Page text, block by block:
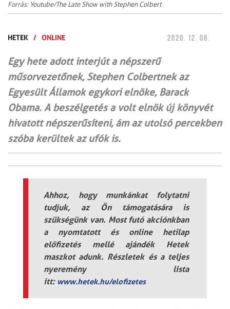
Forrás: Youtube/The Late Show with Stephen Colbert
HETEK / ONLINE 2020. 12. 08.
Egy hete adott interjút a népszerű
műsorvezetőnek, Stephen Colbertnek az
Egyesült Államok egykori elnöke, Barack
Obama. A beszélgetés a volt elnök új könyvét
hivatott népszerűsíteni, ám az utolsó percekben
szóba kerültek az ufók is.
Ahhoz, hogy munkánkat folytatni
tudjuk, az Ön támogatására is
szükségünk van. Most futó akciónkban
a nyomtatott és online hetilap
előfizetés mellé ajándék Hetek
maszkot adunk. Részletek és a teljes
nyeremény lista
itt: www.hetek.hu/elofizetes